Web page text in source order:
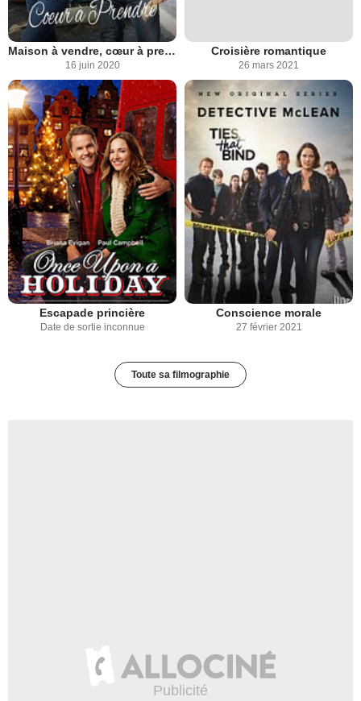
Maison à vendre, cœur à prendre
16 juin 2020
Croisière romantique
26 mars 2021
Escapade princière
Date de sortie inconnue
Conscience morale
27 février 2021
Toute sa filmographie